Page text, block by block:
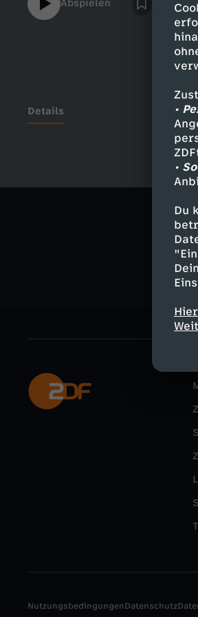
•
•
Du
der Rosenquarz unter
der Erde geholt. 80
werden nicht von
Reporterinnen Nadja
einem deutschen
Abspielen
Details
NutzungsbedingungenDatenschutz